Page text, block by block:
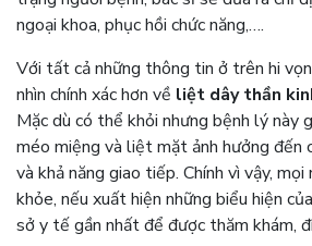
ngoại khoa, phục hồi chức năng,….
Với tất cả những thông tin ở trên hi
nhìn chính xác hơn về liệt dây thần
Mặc dù có thể khỏi nhưng bệnh lý này
méo miệng và liệt mặt ảnh hưởng đến
và khả năng giao tiếp. Chính vì vậy, mọi
khỏe, nếu xuất hiện những biểu hiện
sở y tế gần nhất để được thăm khám,